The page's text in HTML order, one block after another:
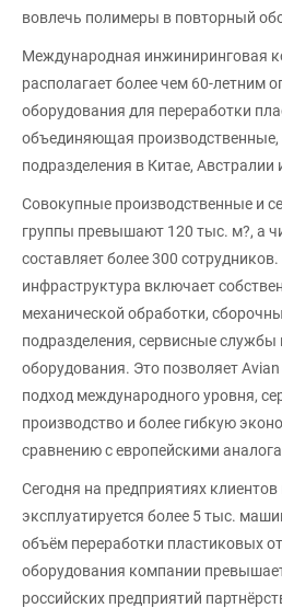
вовлечь полимеры в повторный
Международная инжиниринговая
располагает более чем 60-летним
оборудования для переработки
объединяющая
подразделения в Китае,
Совокупные производственные и
группы превышают 120 тыс. м?, а
составляет более 300
инфраструктура включает
механической обработки,
подразделения, сервисные службы
оборудования. Это позволяет
подход международного уровня,
производство и более гибкую
сравнению с европейскими
Сегодня на предприятиях
эксплуатируется более 5 тыс.
объём переработки пластиковых
оборудования компании
российских предприятий